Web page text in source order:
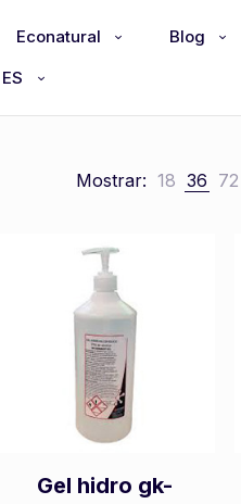
Econatural
Blog
ES
Mostrar: 18 36 72
Gel hidro gk-